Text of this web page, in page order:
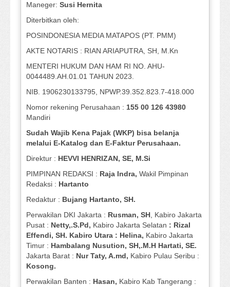
Maneger: Susi Hernita
Diterbitkan oleh:
POSINDONESIA MEDIA MATAPOS (PT. PMM)
AKTE NOTARIS : RIAN ARIAPUTRA, SH, M.Kn
MENTERI HUKUM DAN HAM RI NO. AHU-
0044489.AH.01.01 TAHUN 2023.
NIB. 1906230133795, NPWP.39.352.823.7-418.000
Nomor rekening Perusahaan : 155 00 126 43980
Mandiri
Sudah Wajib Kena Pajak (WKP) bisa belanja
melalui E-Katalog dan E-Faktur Perusahaan.
Direktur : HEVVI HENRIZAN, SE, M.Si
PIMPINAN REDAKSI : Raja Indra, Wakil Pimpinan
Redaksi : Hartanto
Redaktur : Bujang Hartanto, SH.
Perwakilan DKI Jakarta : Rusman, SH, Kabiro Jakarta
Pusat : Netty,.S.Pd, Kabiro Jakarta Selatan : Rizal
Effendi, SH. Kabiro Utara : Helina, Kabiro Jakarta
Timur : Hambalang Nusution, SH,.M.H Hartati, SE.
Jakarta Barat : Nur Taty, A.md, Kabiro Pulau Seribu :
Kosong.
Perwakilan Banten : Hasan, Kabiro Kab Tangerang :